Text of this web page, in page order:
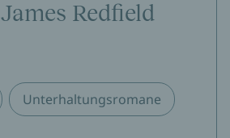
James Redfield
Unterhaltungsromane